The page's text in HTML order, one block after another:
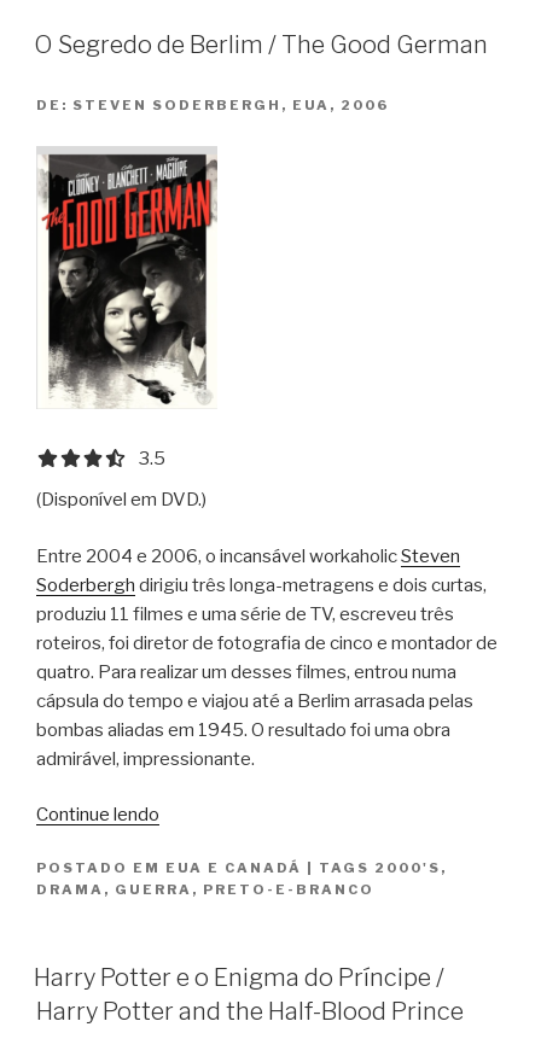
O Segredo de Berlim / The Good German
DE: STEVEN SODERBERGH, EUA, 2006
3.5 out of 5.0 stars
3.5
(Disponível em DVD.)
Entre 2004 e 2006, o incansável workaholicSteven
Soderbergh dirigiu três longa-metragens e dois curtas,
produziu 11 filmes e uma série de TV, escreveu três
roteiros, foi diretor de fotografia de cinco e montador de
quatro. Para realizar um desses filmes, entrou numa
cápsula do tempo e viajou até a Berlim arrasada pelas
bombas aliadas em 1945. O resultado foi uma obra
admirável, impressionante.
Continue lendo
de
Berlim
Good
German”
POSTADO EM EUA E CANADÁ | TAGS 2000'S ,
DRAMA , GUERRA , PRETO-E-BRANCO
Harry Potter e o Enigma do Príncipe /
Harry Potter and the Half-Blood Prince